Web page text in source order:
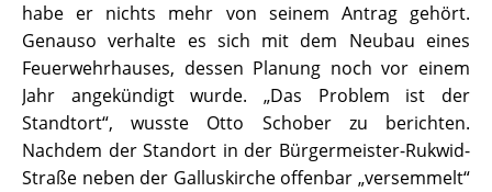
habe er nichts mehr von seinem Antrag gehört.
Genauso verhalte es sich mit dem Neubau eines
Feuerwehrhauses, dessen Planung noch vor einem
Jahr angekündigt wurde. „Das Problem ist der
Standtort“, wusste Otto Schober zu berichten.
Nachdem der Standort in der Bürgermeister-Rukwid-
Straße neben der Galluskirche offenbar „versemmelt“